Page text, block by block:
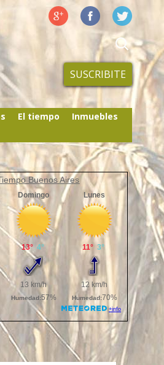
SUSCRIBITE
El tiempo
Inmuebles
Buenos Aires